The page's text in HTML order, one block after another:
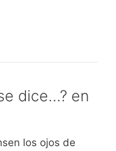
dice…? en
los ojos de